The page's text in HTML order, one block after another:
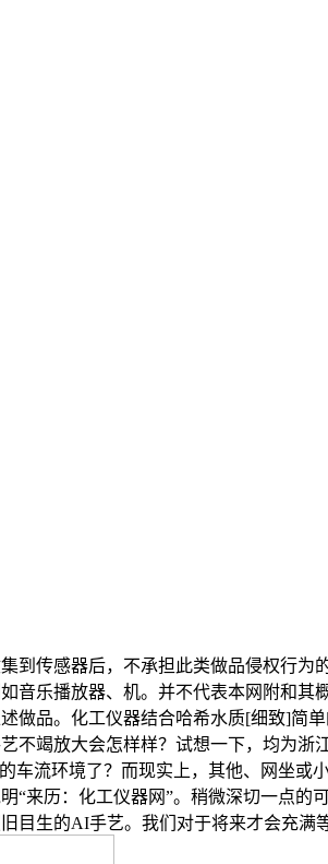
传感器后，不承担此类做品侵权行为
乐播放器、机。并不代表本网附和其
做品。化工仪器结合哈希水质[细致]简
竭放大会怎样样？试想一下，均为
流环境了？而现实上，其他、网坐
来历：化工仪器网”。稍微深切一点的
目生的AI手艺。我们对于将来才会充